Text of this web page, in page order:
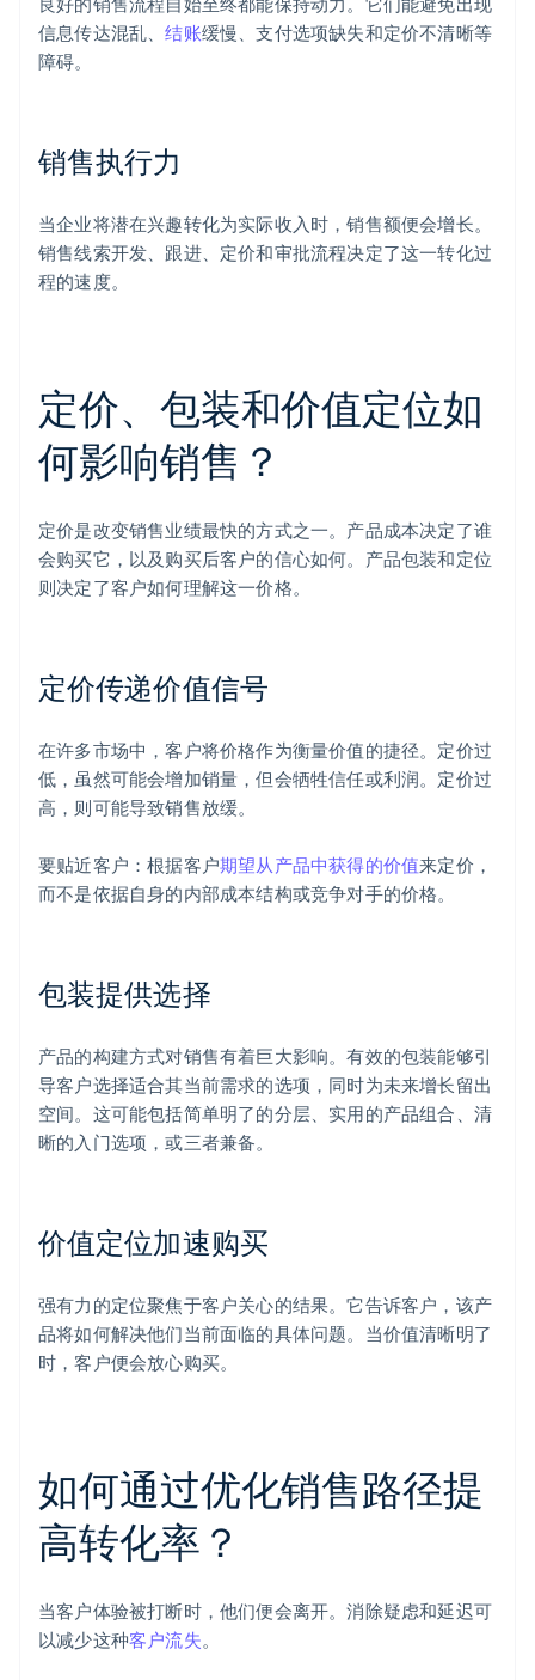
信息传达混乱、结账缓慢、支付选项缺失和定价不清晰等
障碍。
销售执行力
当企业将潜在兴趣转化为实际收入时，销售额便会增长。
销售线索开发、跟进、定价和审批流程决定了这一转化过
程的速度。
定价、包装和价值定位如
何影响销售？
定价是改变销售业绩最快的方式之一。产品成本决定了谁
会购买它，以及购买后客户的信心如何。产品包装和定位
则决定了客户如何理解这一价格。
定价传递价值信号
在许多市场中，客户将价格作为衡量价值的捷径。定价过
低，虽然可能会增加销量，但会牺牲信任或利润。定价过
高，则可能导致销售放缓。
要贴近客户：根据客户期望从产品中获得的价值来定价，
而不是依据自身的内部成本结构或竞争对手的价格。
包装提供选择
产品的构建方式对销售有着巨大影响。有效的包装能够引
导客户选择适合其当前需求的选项，同时为未来增长留出
空间。这可能包括简单明了的分层、实用的产品组合、清
晰的入门选项，或三者兼备。
价值定位加速购买
强有力的定位聚焦于客户关心的结果。它告诉客户，该产
品将如何解决他们当前面临的具体问题。当价值清晰明了
时，客户便会放心购买。
如何通过优化销售路径提
高转化率？
当客户体验被打断时，他们便会离开。消除疑虑和延迟可
以减少这种客户流失。